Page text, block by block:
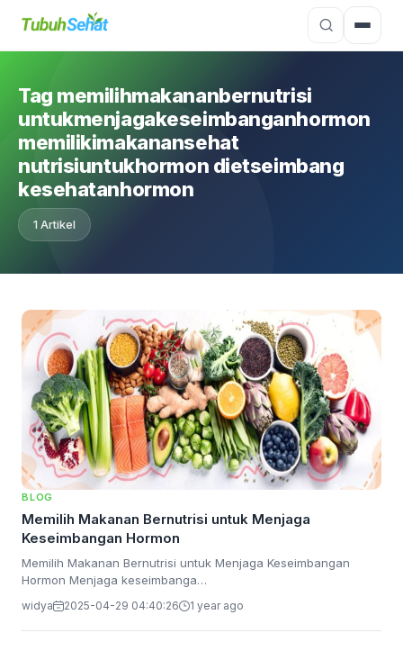
Tag memilihmakananbernutrisi
untukmenjagakeseimbanganhormon
memilikimakanansehat
nutrisiuntukhormon dietseimbang
kesehatanhormon
1 Artikel
BLOG
Memilih Makanan Bernutrisi untuk Menjaga
Keseimbangan Hormon
Memilih Makanan Bernutrisi untuk Menjaga Keseimbangan
Hormon Menjaga keseimbanga…
widya 2025-04-29 04:40:26 1 year ago